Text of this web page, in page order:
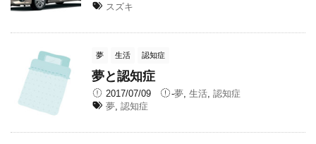
スズキ
夢 生活 認知症
夢と認知症
2017/07/09 -夢, 生活, 認知症
夢 ,認知症